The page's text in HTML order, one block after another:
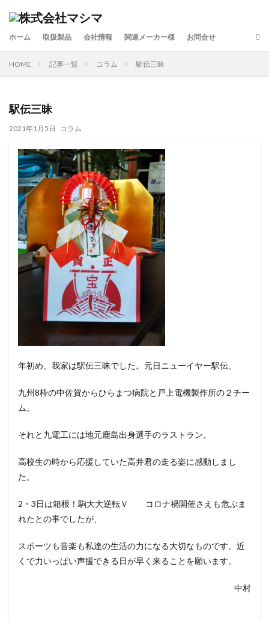
ホーム 取扱製品 会社情報 関連メーカー様 お問合せ
HOME 記事一覧 コラム 駅伝三昧
駅伝三昧
2021年1月5日 コラム
年初め、我家は駅伝三昧でした。元日ニューイヤー駅伝、
九州8枠の中佐賀からひらまつ病院と戸上電機製作所の２チー
ム。
それと九電工には地元鹿島出身選手のラストラン。
高校生の時から応援していた高井君の走る姿に感動しまし
た。
2・3日は箱根！駒大大逆転Ｖ コロナ禍開催さえも危ぶま
れたとの事でしたが、
スポーツも音楽も私達の生活の力になる大切なものです。近
くで力いっぱい声援できる日が早く来ることを願います。
中村